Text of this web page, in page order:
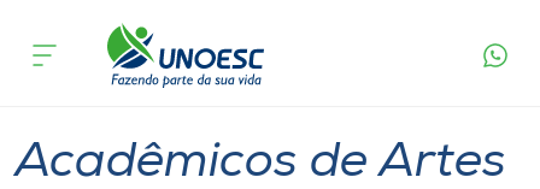
Cursos
acontece
Acadêmicos de Artes